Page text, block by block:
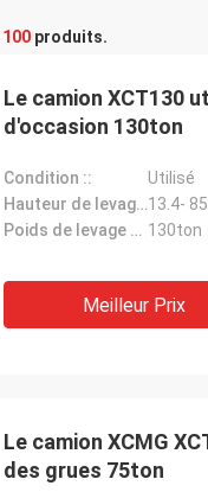
100 produits.
Le camion XCT130
d'occasion 130ton
Condition ::
Utilisé
Hauteur de levage maximum ::13.4-
Poids de levage maximum :: 130ton
Meilleur Prix
Le camion XCMG
des grues 75ton